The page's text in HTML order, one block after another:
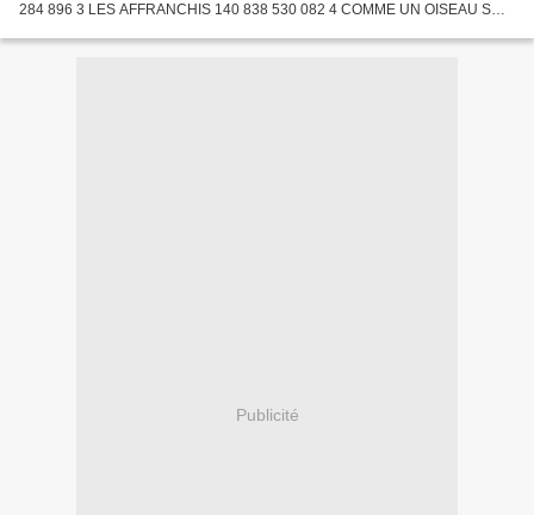
284 896 3 LES AFFRANCHIS 140 838 530 082 4 COMME UN OISEAU SUR
DOCTEUR...
Publicité